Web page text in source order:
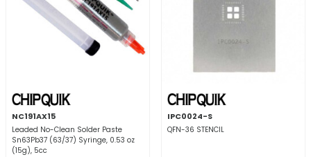
NC191AX15
Leaded No-Clean Solder Paste
Sn63Pb37 (63/37) Syringe, 0.53 oz
(15g), 5cc
IPC0024-S
QFN-36 STENCIL